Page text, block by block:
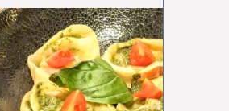
西八王子
高尾
牛浜 福生
羽村